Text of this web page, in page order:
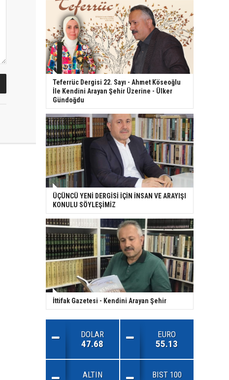
Teferrüc Dergisi 22. Sayı - Ahmet Köseoğlu
İle Kendini Arayan Şehir Üzerine - Ülker
Gündoğdu
ÜÇÜNCÜ YENİ DERGİSİ İÇİN İNSAN VE ARAYIŞI
KONULU SÖYLEŞİMİZ
İttifak Gazetesi - Kendini Arayan Şehir
DOLAR
47.68
EURO
55.13
ALTIN BIST 100